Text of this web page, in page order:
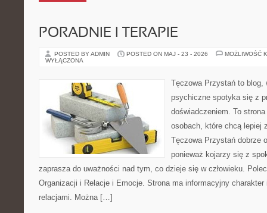
PORADNIE I TERAPIE
POSTED BY ADMIN POSTED ON MAJ - 23 - 2026
MOŻLIWOŚĆ
WYŁĄCZONA
Tęczowa Przystań to blog,
psychiczne spotyka się z
doświadczeniem. To
osobach, które chcą lepiej
Tęczowa Przystań dobrze
ponieważ kojarzy się z
zaprasza do uważności nad tym, co dzieje się w człowieku.
Organizacji i Relacje i Emocje. Strona ma informacyjny
relacjami. Można […]